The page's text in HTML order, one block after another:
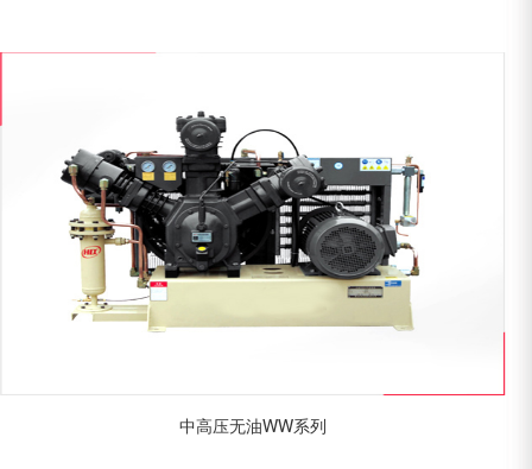
中高压无油WW系列